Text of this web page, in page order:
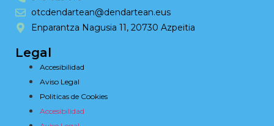
otcdendartean@dendartean.eus
Enparantza Nagusia 11, 20730 Azpeitia
Legal
Accesibilidad
Aviso Legal
Politicas de Cookies
Accesibilidad